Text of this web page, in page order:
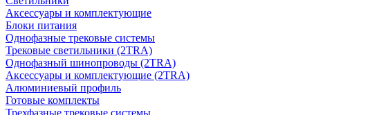
Аксессуары и комплектующие
Блоки питания
Однофазные трековые системы
Трековые светильники (2TRA)
Однофазный шинопроводы (2TRA)
Аксессуары и комплектующие (2TRA)
Алюминиевый профиль
Готовые комплекты
Трехфазные трековые системы